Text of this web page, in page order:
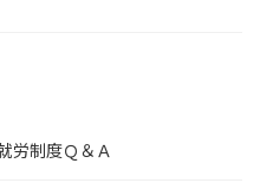
労制度Ｑ＆Ａ